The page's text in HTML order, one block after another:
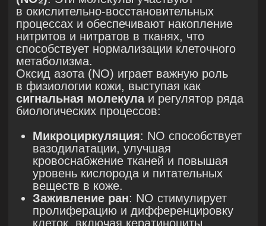
регуляциямеланогенеза, что снижает
риск поствоспалительной
гиперпигментации;
повышение уровняувлажнённости
кожи, улучшение барьерной функции
эпидермиса.
04
Особенности радиочастотного
лифтинга VIVACE как
терапевтического метода
Метод основан на контролируемом
термическом воздействии микроиглами
на разных уровнях дермы. При этом
точно контролируемая глубина